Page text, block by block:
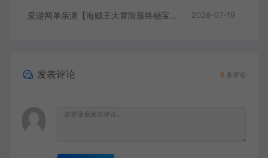
爱游网单亲测【海贼王大冒险最终秘宝】最新整理单机修复版 带网页GM充值物品后台 回合制抽卡模拟器手游 虚拟机一键端视频教学+手工端文本教学 2026-07-19
发表评论 5 条评论